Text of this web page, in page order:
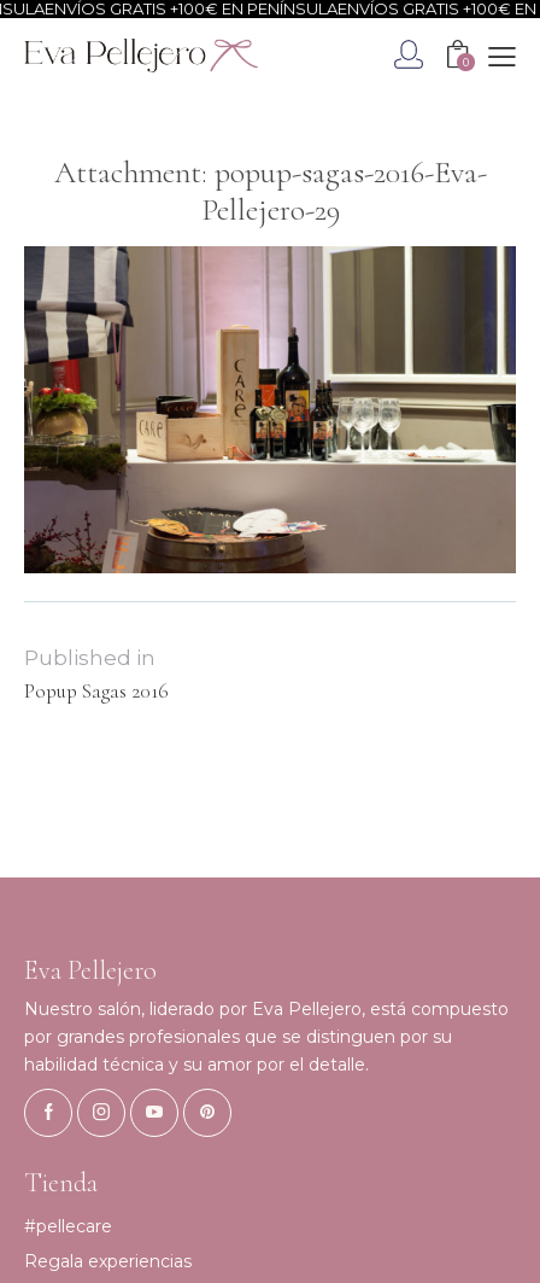
ENVÍOS GRATIS +100€ EN PENÍNSULA ENVÍOS GRATIS +100€ EN
0
Attachment: popup-sagas-2016-Eva-
Pellejero-29
Published in
Popup Sagas 2016
Eva Pellejero
Nuestro salón, liderado por Eva Pellejero, está compuesto
por grandes profesionales que se distinguen por su
habilidad técnica y su amor por el detalle.
Tienda
#pellecare
Regala experiencias